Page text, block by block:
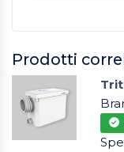
Prodotti